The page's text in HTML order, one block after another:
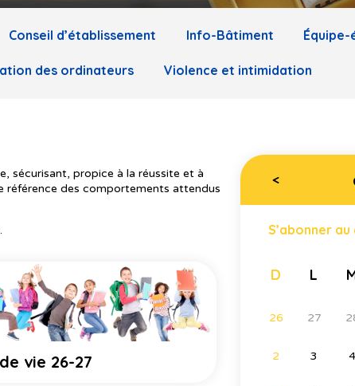
Conseil d’établissement Info-Bâtiment Équipe-
des ordinateurs Violence et intimidation
sécurisant, propice à la réussite et à
référence des comportements attendus
vie 26-27
<
S’abonner
D L
26 27
2 3 4